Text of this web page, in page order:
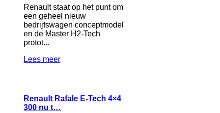
Renault staat op het punt om
een geheel nieuw
bedrijfswagen conceptmodel
en de Master H2-Tech
protot...
Lees meer
Renault Rafale E-Tech 4×4
300 nu t…